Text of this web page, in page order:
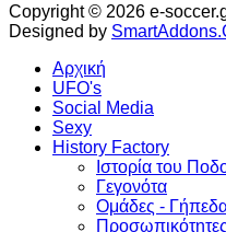
Copyright © 2026 e-
Designed by
Αρχική
UFO's
Social Media
Sexy
History Factory
Ιστορία του
Γεγονότα
Ομάδες -
Προσωπικότητες